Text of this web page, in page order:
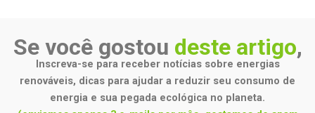
Se você gostou deste artigo,
Inscreva-se para receber notícias sobre energias
renováveis, dicas para ajudar a reduzir seu consumo de
energia e sua pegada ecológica no planeta.